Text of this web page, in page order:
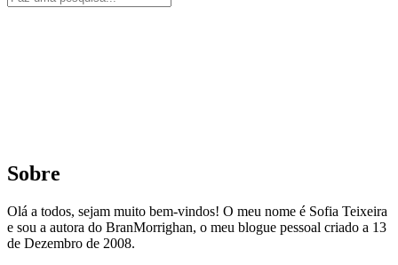
Sobre
Olá a todos, sejam muito bem-vindos! O meu nome é Sofia Teixeira
e sou a autora do BranMorrighan, o meu blogue pessoal criado a 13
de Dezembro de 2008.